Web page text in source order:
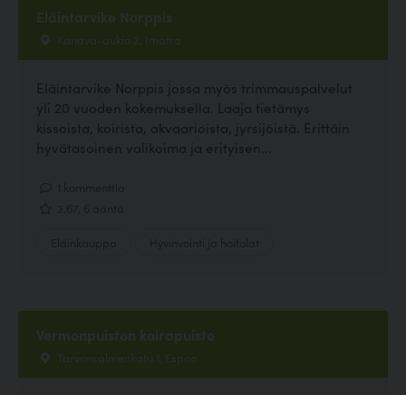
Eläintarvike Norppis
Kanava-aukio 2, Imatra
Eläintarvike Norppis jossa myös trimmauspalvelut
yli 20 vuoden kokemuksella. Laaja tietämys
kissoista, koirista, akvaarioista, jyrsijöistä. Erittäin
hyvätasoinen valikoima ja erityisen...
Vermonpuiston koirapuisto
Tarvonsalmenkatu 1, Espoo